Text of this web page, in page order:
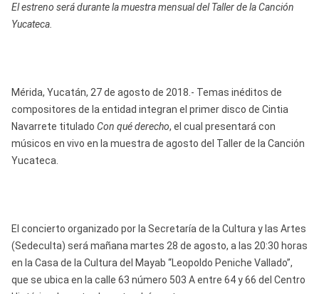
El estreno será durante la muestra mensual del Taller de la Canción
Yucateca.
Mérida, Yucatán, 27 de agosto de 2018.- Temas inéditos de
compositores de la entidad integran el primer disco de Cintia
Navarrete titulado Con qué derecho, el cual presentará con
músicos en vivo en la muestra de agosto del Taller de la Canción
Yucateca.
El concierto organizado por la Secretaría de la Cultura y las Artes
(Sedeculta) será mañana martes 28 de agosto, a las 20:30 horas
en la Casa de la Cultura del Mayab “Leopoldo Peniche Vallado”,
que se ubica en la calle 63 número 503 A entre 64 y 66 del Centro